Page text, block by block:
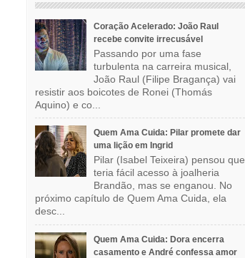
Coração Acelerado: João Raul
recebe convite irrecusável
Passando por uma fase
turbulenta na carreira musical,
João Raul (Filipe Bragança) vai
resistir aos boicotes de Ronei (Thomás
Aquino) e co...
Quem Ama Cuida: Pilar promete dar
uma lição em Ingrid
Pilar (Isabel Teixeira) pensou que
teria fácil acesso à joalheria
Brandão, mas se enganou. No
próximo capítulo de Quem Ama Cuida, ela
desc...
Quem Ama Cuida: Dora encerra
casamento e André confessa amor